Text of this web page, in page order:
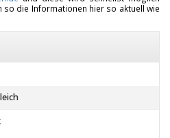
so die Informationen hier so aktuell wie